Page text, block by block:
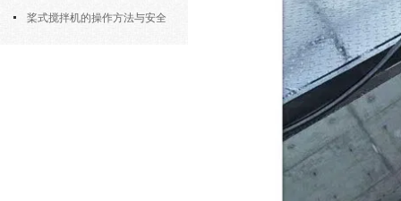
部件的功能与协同
桨式搅拌机的操作方法与安全